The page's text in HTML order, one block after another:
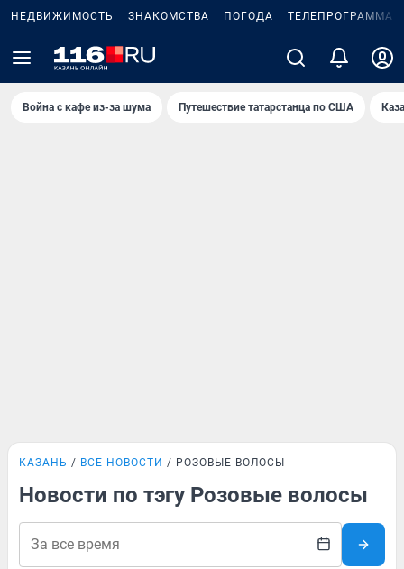
НЕДВИЖИМОСТЬ ЗНАКОМСТВА ПОГОДА ТЕЛЕПРОГРАММА
Война с кафе из-за шума Путешествие татарстанца по США
КАЗАНЬ ВСЕ НОВОСТИ РОЗОВЫЕ ВОЛОСЫ
Новости по тэгу Розовые волосы